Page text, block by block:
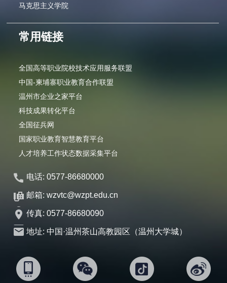
马克思主义学院
常用链接
全国高等职业院校技术应用服务联盟
中国-柬埔寨职业教育合作联盟
温州市企业之家平台
科技成果转化平台
全国征兵网
国家职业教育智慧教育平台
人才培养工作状态数据采集平台
电话: 0577-86680000
邮箱: wzvtc@wzpt.edu.cn
传真: 0577-86680090
地址: 中国·温州茶山高教园区（温州大学城）